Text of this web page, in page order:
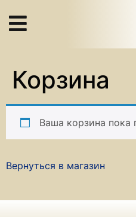
Корзина
Ваша корзина пока
Вернуться в магазин